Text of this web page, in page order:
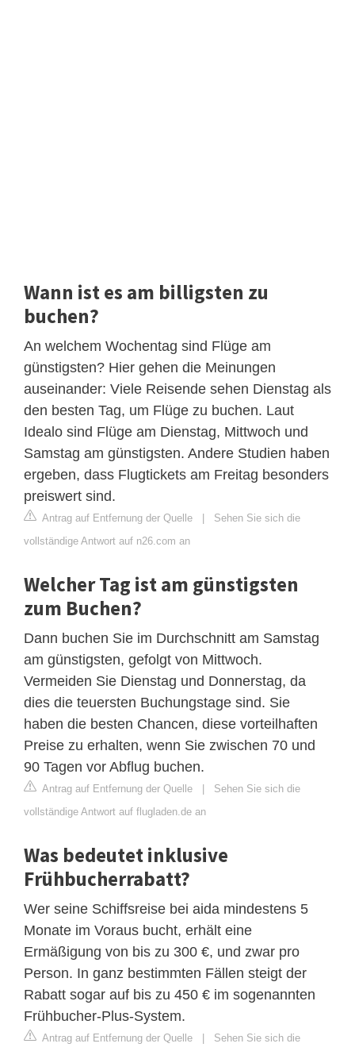
Wann ist es am billigsten zu
buchen?
An welchem Wochentag sind Flüge am
günstigsten? Hier gehen die Meinungen
auseinander: Viele Reisende sehen Dienstag als
den besten Tag, um Flüge zu buchen. Laut
Idealo sind Flüge am Dienstag, Mittwoch und
Samstag am günstigsten. Andere Studien haben
ergeben, dass Flugtickets am Freitag besonders
preiswert sind.
Antrag auf Entfernung der Quelle | Sehen Sie sich die
vollständige Antwort auf n26.com an
Welcher Tag ist am günstigsten
zum Buchen?
Dann buchen Sie im Durchschnitt am Samstag
am günstigsten, gefolgt von Mittwoch.
Vermeiden Sie Dienstag und Donnerstag, da
dies die teuersten Buchungstage sind. Sie
haben die besten Chancen, diese vorteilhaften
Preise zu erhalten, wenn Sie zwischen 70 und
90 Tagen vor Abflug buchen.
Antrag auf Entfernung der Quelle | Sehen Sie sich die
vollständige Antwort auf flugladen.de an
Was bedeutet inklusive
Frühbucherrabatt?
Wer seine Schiffsreise bei aida mindestens 5
Monate im Voraus bucht, erhält eine
Ermäßigung von bis zu 300 €, und zwar pro
Person. In ganz bestimmten Fällen steigt der
Rabatt sogar auf bis zu 450 € im sogenannten
Frühbucher-Plus-System.
Antrag auf Entfernung der Quelle | Sehen Sie sich die